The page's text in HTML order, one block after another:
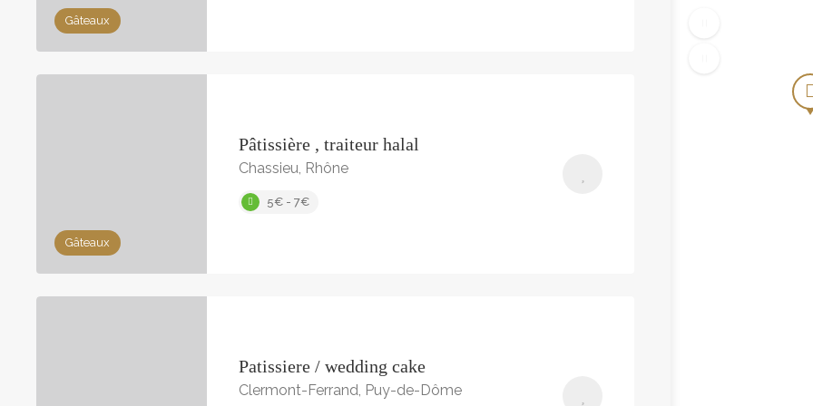
Gâteaux
Gâteaux
Pâtissière , traiteur halal
Chassieu, Rhône
5€ - 7€
Patissiere / wedding cake
Clermont-Ferrand, Puy-de-Dôme